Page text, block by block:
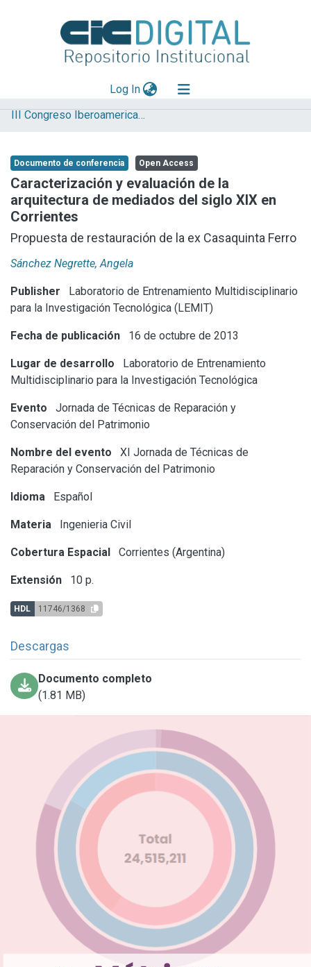
Log In(current)
Explorar
Aportar material
Statistics
III Congreso Iberoamericano y XI Jornada de Técnicas de Reparación y Conservación del Patrimonio
Documento de conferencia Open Access
Caracterización y evaluación de la
arquitectura de mediados del siglo XIX en
Corrientes
Propuesta de restauración de la ex Casaquinta Ferro
Sánchez Negrette, Angela
Publisher
Laboratorio de Entrenamiento Multidisciplinario
para la Investigación Tecnológica (LEMIT)
Fecha de publicación 16 de octubre de 2013
Lugar de desarrollo
Laboratorio de Entrenamiento
Multidisciplinario para la Investigación Tecnológica
Evento
Jornada de Técnicas de Reparación y
Conservación del Patrimonio
Nombre del evento
XI Jornada de Técnicas de
Reparación y Conservación del Patrimonio
Idioma Español
Materia Ingenieria Civil
Cobertura Espacial Corrientes (Argentina)
Extensión 10 p.
HDL 11746/1368
Descargas
Documento completo
(1.81 MB)